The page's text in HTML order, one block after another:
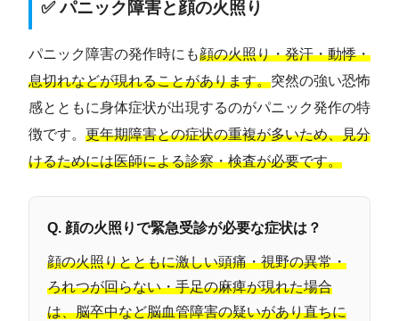
✅ パニック障害と顔の火照り
パニック障害の発作時にも顔の火照り・発汗・動悸・
息切れなどが現れることがあります。突然の強い恐怖
感とともに身体症状が出現するのがパニック発作の特
徴です。 更年期障害との症状の重複が多いため、見分
けるためには医師による診察・検査が必要です。
Q. 顔の火照りで緊急受診が必要な症状は？
顔の火照りとともに激しい頭痛・視野の異常・
ろれつが回らない・手足の麻痺が現れた場合
は、脳卒中など脳血管障害の疑いがあり直ちに